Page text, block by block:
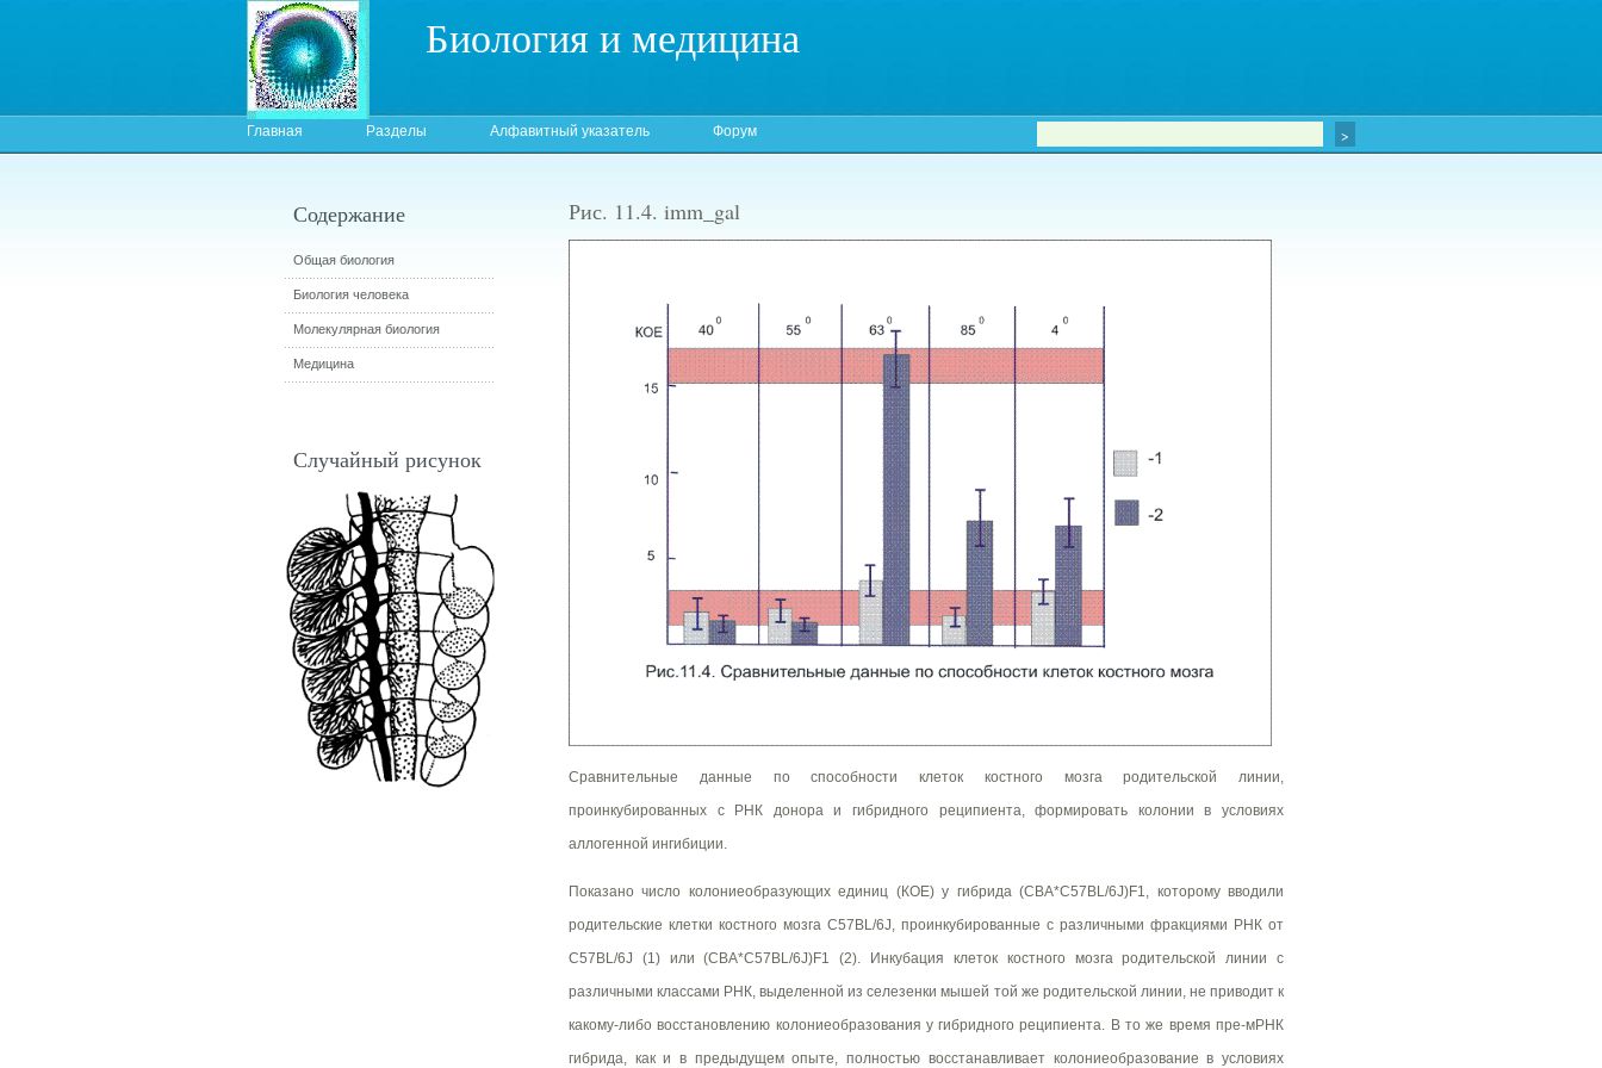
Биология и медицина
Главная Разделы Алфавитный указатель Форум
Рис. 11.4. imm_gal
Сравнительные данные по способности клеток костного мозга родительской линии,
проинкубированных с РНК донора и гибридного реципиента, формировать колонии в условиях
аллогенной ингибиции.
Показано число колониеобразующих единиц (КОЕ) у гибрида (СВА*С57BL/6J)F1, которому вводили
родительские клетки костного мозга С57BL/6J, проинкубированные с различными фракциями РНК от
С57BL/6J (1) или (CВА*C57BL/6J)F1 (2). Инкубация клеток костного мозга родительской линии с
различными классами РНК, выделенной из селезенки мышей той же родительской линии, не приводит к
какому-либо восстановлению колониеобразования у гибридного реципиента. В то же время пре-мРНК
гибрида, как и в предыдущем опыте, полностью восстанавливает колониеобразование в условиях
Содержание
Общая биология
Биология человека
Молекулярная биология
Медицина
Случайный рисунок